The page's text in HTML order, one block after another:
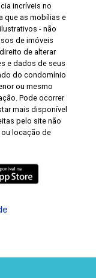
incríveis no
que as mobílias e
- não
de imóveis
de alterar
e dados de seus
do condomínio
ou mesmo
Pode ocorrer
mais disponível
pelo site não
locação de